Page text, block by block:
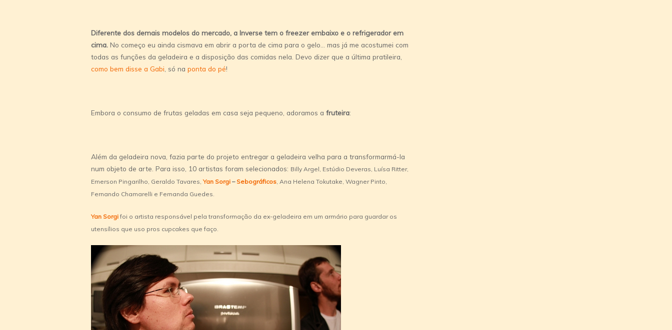
Diferente dos demais modelos do mercado, a Inverse tem o freezer embaixo e o refrigerador em
cima. No começo eu ainda cismava em abrir a porta de cima para o gelo… mas já me acostumei com
todas as funções da geladeira e a disposição das comidas nela. Devo dizer que a última pratileira,
como bem disse a Gabi , só na ponta do pé!
Embora o consumo de frutas geladas em casa seja pequeno, adoramos a fruteira:
Além da geladeira nova, fazia parte do projeto entregar a geladeira velha para a transformarmá-la
num objeto de arte. Para isso, 10 artistas foram selecionados: Billy Argel, Estúdio Deveras, Luí­sa Ritter,
Emerson Pingarilho, Geraldo Tavares,Yan Sorgi –Sebográficos, Ana Helena Tokutake, Wagner Pinto,
Fernando Chamarelli e Fernanda Guedes.
Yan Sorgi foi o artista responsável pela transformação da ex-geladeira em um armário para guardar os
utensí­lios que uso pros cupcakes que faço.